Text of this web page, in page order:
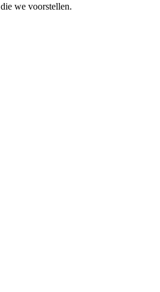
we voorstellen.